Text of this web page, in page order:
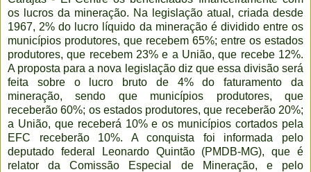
os lucros da mineração. Na legislação atual, criada desde
1967, 2% do lucro líquido da mineração é dividido entre os
municípios produtores, que recebem 65%; entre os estados
produtores, que recebem 23% e a União, que recebe 12%.
A proposta para a nova legislação diz que essa divisão será
feita sobre o lucro bruto de 4% do faturamento da
mineração, sendo que municípios produtores, que
receberão 60%; os estados produtores, que receberão 20%;
a União, que receberá 10% e os municípios cortados pela
EFC receberão 10%. A conquista foi informada pelo
deputado federal Leonardo Quintão (PMDB-MG), que é
relator da Comissão Especial de Mineração, e pelo